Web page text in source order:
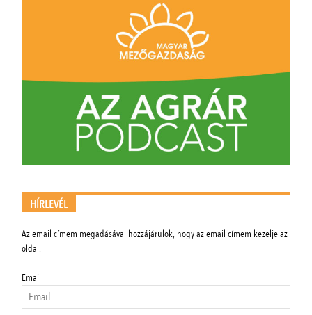
HÍRLEVÉL
Az email címem megadásával hozzájárulok, hogy az email címem kezelje az
oldal.
Email